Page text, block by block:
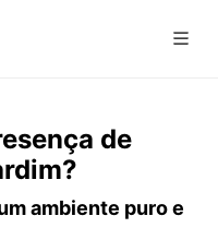
de
ambiente puro e